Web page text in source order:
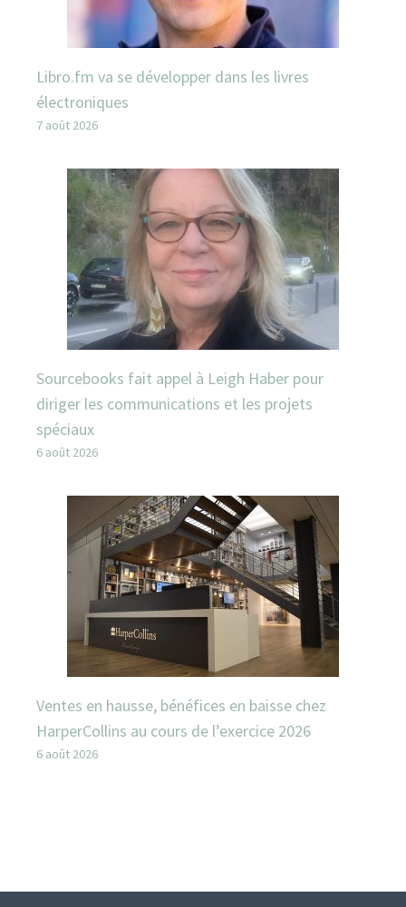
Libro.fm va se développer dans les livres
électroniques
7 août 2026
Sourcebooks fait appel à Leigh Haber pour
diriger les communications et les projets
spéciaux
6 août 2026
Ventes en hausse, bénéfices en baisse chez
HarperCollins au cours de l’exercice 2026
6 août 2026